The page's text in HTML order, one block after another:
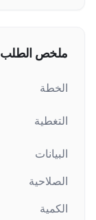
ملخص الطلب
الخطة
التغطية
البيانات
الصلاحية
الكمية